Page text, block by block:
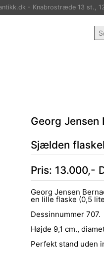
- Knabrostræde 13 st.,
Georg Jensen
Sjælden
Pris: 13.000,-
Georg Jensen
en lille flaske (0,5
Dessinnummer 707.
Højde 9,1 cm.,
Perfekt stand uden